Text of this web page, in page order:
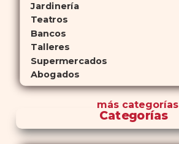
Jardinería
Teatros
Bancos
Talleres
Supermercados
Abogados
máscategorías
Categorías